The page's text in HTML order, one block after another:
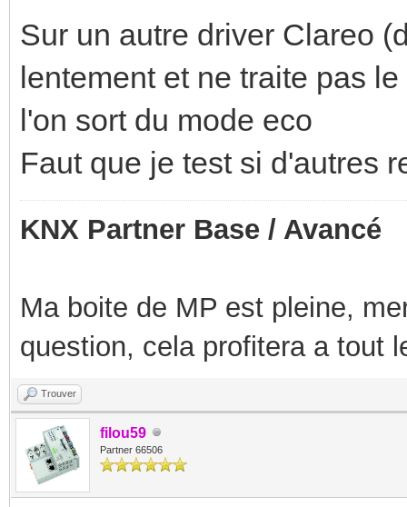
Sur un autre driver Clareo
lentement et ne traite pas
l'on sort du mode eco
Faut que je test si d'autres
KNX Partner Base / Avancé
Ma boite de MP est pleine,
question, cela profitera a tout
Trouver
filou59
Partner 66506